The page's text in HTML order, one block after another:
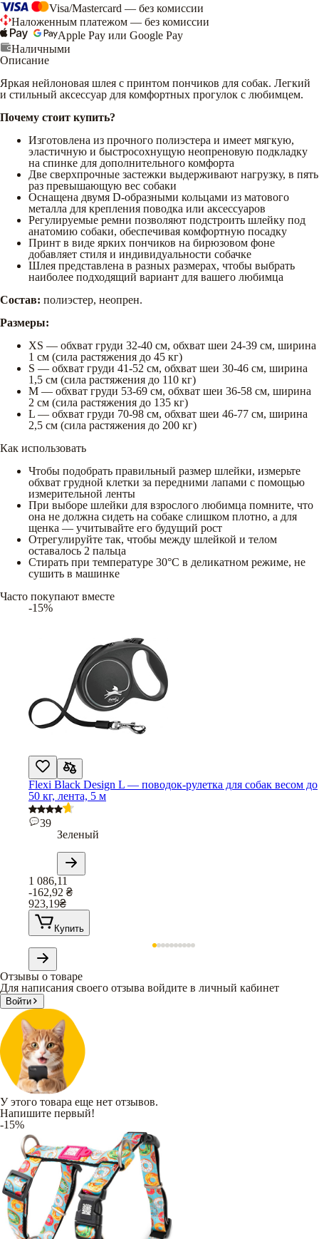
Visa/Mastercard — без комиссии
Наложенным платежом — без комиссии
Apple Pay или Google Pay
Наличными
Описание
Яркая нейлоновая шлея с принтом пончиков для собак. Легкий
и стильный аксессуар для комфортных прогулок с любимцем.
Почему стоит купить?
Изготовлена из прочного полиэстера и имеет мягкую,
эластичную и быстросохнущую неопреновую подкладку
на спинке для дополнительного комфорта
Две сверхпрочные застежки выдерживают нагрузку, в пять
раз превышающую вес собаки
Оснащена двумя D-образными кольцами из матового
металла для крепления поводка или аксессуаров
Регулируемые ремни позволяют подстроить шлейку под
анатомию собаки, обеспечивая комфортную посадку
Принт в виде ярких пончиков на бирюзовом фоне
добавляет стиля и индивидуальности собачке
Шлея представлена в разных размерах, чтобы выбрать
наиболее подходящий вариант для вашего любимца
Состав: полиэстер, неопрен.
Размеры:
XS — обхват груди 32-40 см, обхват шеи 24-39 см, ширина
1 см (сила растяжения до 45 кг)
S — обхват груди 41-52 см, обхват шеи 30-46 см, ширина
1,5 см (сила растяжения до 110 кг)
M — обхват груди 53-69 см, обхват шеи 36-58 см, ширина
2 см (сила растяжения до 135 кг)
L — обхват груди 70-98 см, обхват шеи 46-77 см, ширина
2,5 см (сила растяжения до 200 кг)
Как использовать
Чтобы подобрать правильный размер шлейки, измерьте
обхват грудной клетки за передними лапами с помощью
измерительной ленты
При выборе шлейки для взрослого любимца помните, что
она не должна сидеть на собаке слишком плотно, а для
щенка — учитывайте его будущий рост
Отрегулируйте так, чтобы между шлейкой и телом
оставалось 2 пальца
Стирать при температуре 30°C в деликатном режиме, не
сушить в машинке
Часто покупают вместе
-15%
Flexi Black Design L — поводок-рулетка для собак весом до
50 кг, лента, 5 м
39
Зеленый
1 086,11
-162,92 ₴
923,19₴
Купить
Отзывы о товаре
Для написания своего отзыва войдите в личный кабинет
Войти
У этого товара еще нет отзывов.
Напишите первый!
-15%